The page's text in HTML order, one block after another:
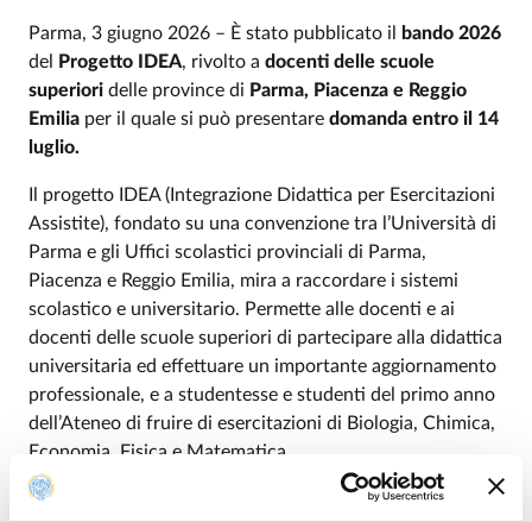
Parma, 3 giugno 2026 – È stato pubblicato il
bando 2026
del
Progetto IDEA, rivolto a docenti delle scuole
superiori delle province di Parma, Piacenza e Reggio
Emilia per il quale si può presentare domanda entro il 14
luglio.
Il progetto IDEA (Integrazione Didattica per Esercitazioni
Assistite), fondato su una convenzione tra l’Università di
Parma e gli Uffici scolastici provinciali di Parma,
Piacenza e Reggio Emilia, mira a raccordare i sistemi
scolastico e universitario. Permette alle docenti e ai
docenti delle scuole superiori di partecipare alla didattica
universitaria ed effettuare un importante aggiornamento
professionale, e a studentesse e studenti del primo anno
dell’Ateneo di fruire di esercitazioni di Biologia, Chimica,
Economia, Fisica e Matematica.
Coordinato da , docente del